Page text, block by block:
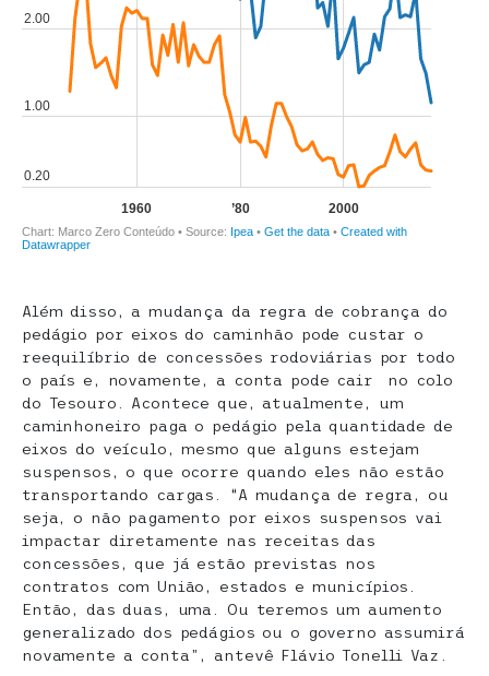
Além disso, a mudança da regra de cobrança do
pedágio por eixos do caminhão pode custar o
reequilíbrio de concessões rodoviárias por todo
o país e, novamente, a conta pode cair no colo
do Tesouro. Acontece que, atualmente, um
caminhoneiro paga o pedágio pela quantidade de
eixos do veículo, mesmo que alguns estejam
suspensos, o que ocorre quando eles não estão
transportando cargas. “A mudança de regra, ou
seja, o não pagamento por eixos suspensos vai
impactar diretamente nas receitas das
concessões, que já estão previstas nos
contratos com União, estados e municípios.
Então, das duas, uma. Ou teremos um aumento
generalizado dos pedágios ou o governo assumirá
novamente a conta”, antevê Flávio Tonelli Vaz.